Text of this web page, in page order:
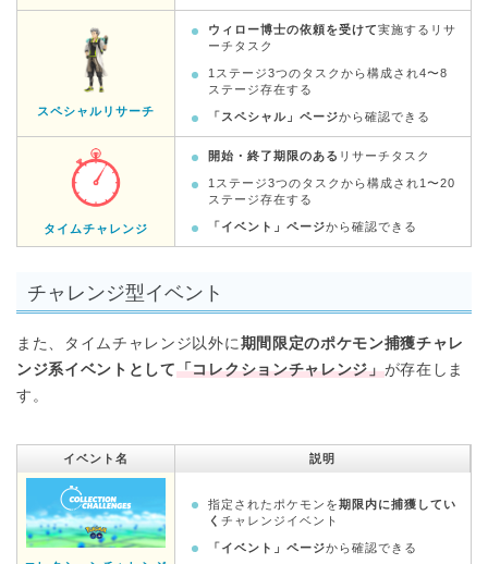
スペシャルリサーチ
ウィロー博士の依頼を受けて実施するリサ
ーチタスク
1ステージ3つのタスクから構成され4〜8
ステージ存在する
「スペシャル」ページから確認できる
タイムチャレンジ
開始・終了期限のある リサーチタスク
1ステージ3つのタスクから構成され1〜20
ステージ存在する
「イベント」ページから確認できる
チャレンジ型イベント
また、タイムチャレンジ以外に 期間限定のポケモン捕獲チャレ
ンジ系イベントとして「コレクションチャレンジ」が存在しま
す。
イベント名 説明
指定されたポケモンを期限内に捕獲してい
く チャレンジイベント
「イベント」ページから確認できる